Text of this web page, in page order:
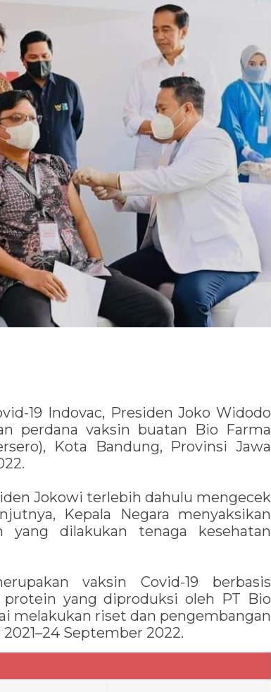
19 Indovac, Presiden Joko Widodo
perdana vaksin buatan Bio Farma
Kota Bandung, Provinsi Jawa
Jokowi terlebih dahulu mengecek
Kepala Negara menyaksikan
yang dilakukan tenaga kesehatan
vaksin Covid-19 berbasis
yang diproduksi oleh PT Bio
melakukan riset dan pengembangan
September 2022.